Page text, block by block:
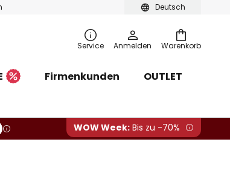
Deutsch
Warenkorb
Service Anmelden
Firmenkunden
OUTLET
WOW Week: Bis zu -70%